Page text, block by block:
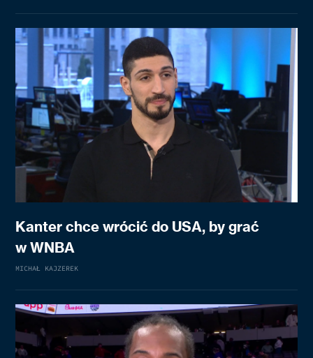
Kanter chce wrócić do USA, by grać
w WNBA
MICHAŁ KAJZEREK